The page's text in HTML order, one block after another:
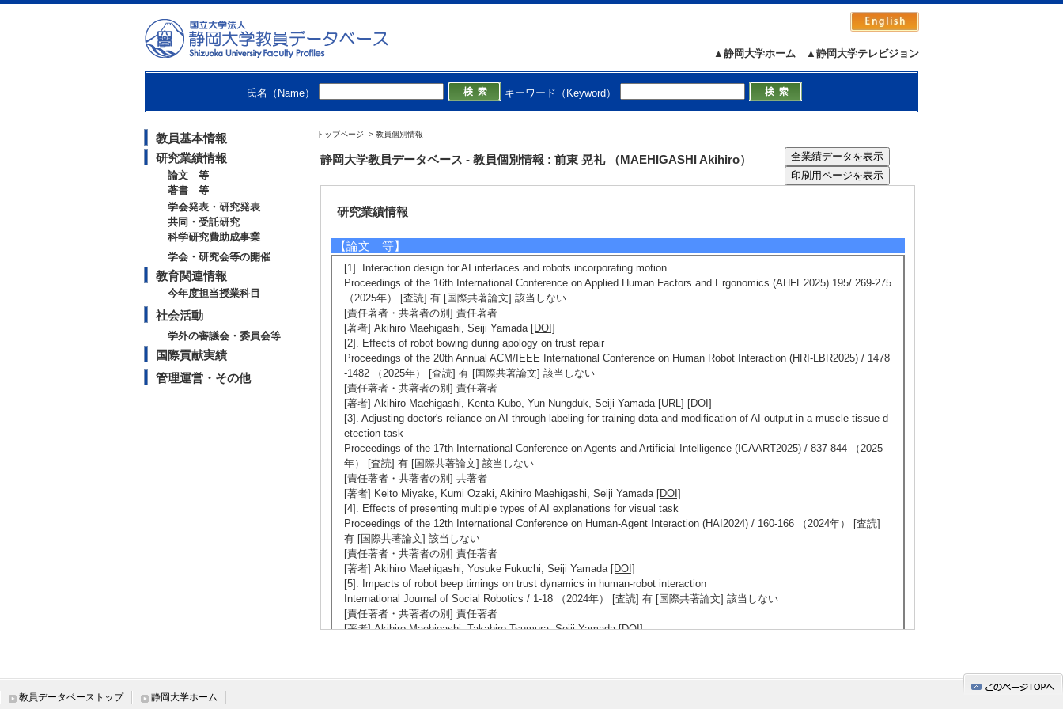
▲静岡大学テレビジョン
▲静岡大学ホーム
氏名（Name） キーワード（Keyword）
教員基本情報
研究業績情報
論文 等
著書 等
学会発表・研究発表
共同・受託研究
科学研究費助成事業
学会・研究会等の開催
教育関連情報
今年度担当授業科目
社会活動
学外の審議会・委員会等
国際貢献実績
管理運営・その他
トップページ > 教員個別情報
静岡大学教員データベース - 教員個別情報 : 前東 晃礼 （MAEHIGASHI Akihiro）
人文・社会 - 認知科学
情報通信 - 知能情報学
【所属学会】
・日本認知科学会
・Association for Computing Machinery (ACM)
研究業績情報
【論文 等】
[1]. Interaction design for AI interfaces and robots incorporating motion
Proceedings of the 16th International Conference on Applied Human Factors and Ergonomics (AHFE2025) 195/ 269-275
（2025年） [査読] 有 [国際共著論文] 該当しない
[責任著者・共著者の別] 責任著者
[著者] Akihiro Maehigashi, Seiji Yamada [DOI]
[2]. Effects of robot bowing during apology on trust repair
Proceedings of the 20th Annual ACM/IEEE International Conference on Human Robot Interaction (HRI-LBR2025) / 1478
-1482 （2025年） [査読] 有 [国際共著論文] 該当しない
[責任著者・共著者の別] 責任著者
[著者] Akihiro Maehigashi, Kenta Kubo, Yun Nungduk, Seiji Yamada [URL] [DOI]
[3]. Adjusting doctor's reliance on AI through labeling for training data and modification of AI output in a muscle tissue d
etection task
Proceedings of the 17th International Conference on Agents and Artificial Intelligence (ICAART2025) / 837-844 （2025
年） [査読] 有 [国際共著論文] 該当しない
[責任著者・共著者の別] 共著者
[著者] Keito Miyake, Kumi Ozaki, Akihiro Maehigashi, Seiji Yamada [DOI]
[4]. Effects of presenting multiple types of AI explanations for visual task
Proceedings of the 12th International Conference on Human-Agent Interaction (HAI2024) / 160-166 （2024年） [査読]
有 [国際共著論文] 該当しない
[責任著者・共著者の別] 責任著者
[著者] Akihiro Maehigashi, Yosuke Fukuchi, Seiji Yamada [DOI]
[5]. Impacts of robot beep timings on trust dynamics in human-robot interaction
International Journal of Social Robotics / 1-18 （2024年） [査読] 有 [国際共著論文] 該当しない
[責任著者・共著者の別] 責任著者
[著者] Akihiro Maehigashi, Takahiro Tsumura, Seiji Yamada[DOI]
教員データベーストップ 静岡大学ホーム